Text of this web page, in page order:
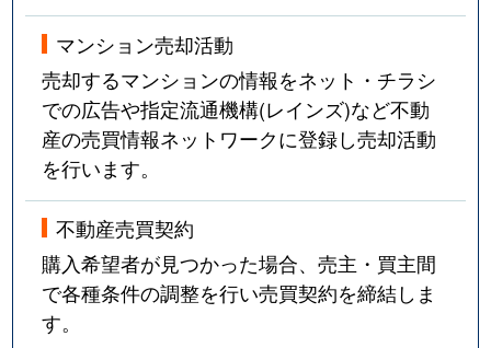
マンション売却活動
売却するマンションの情報をネット・チラシ
での広告や指定流通機構(レインズ)など不動
産の売買情報ネットワークに登録し売却活動
を行います。
不動産売買契約
購入希望者が見つかった場合、売主・買主間
で各種条件の調整を行い売買契約を締結しま
す。